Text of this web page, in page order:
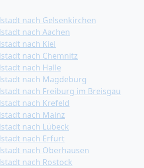
nach Gelsenkirchen
nach Aachen
nach Kiel
nach Chemnitz
nach Halle
nach Magdeburg
nach Freiburg im Breisgau
nach Krefeld
nach Mainz
nach Lübeck
nach Erfurt
nach Oberhausen
nach Rostock